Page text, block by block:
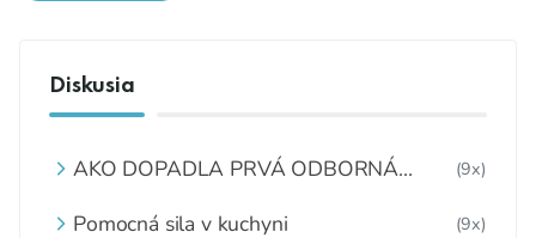
Diskusia
AKO DOPADLA PRVÁ ODBORNÁ
(9x)
Pomocná sila v kuchyni (9x)